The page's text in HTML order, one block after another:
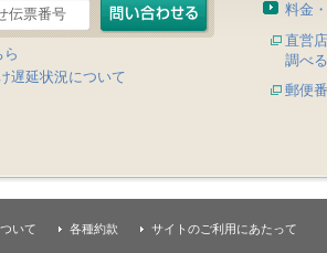
遅延状況について
料金
直営
調べる
郵便
いて 各種約款 サイトのご利用にあたって